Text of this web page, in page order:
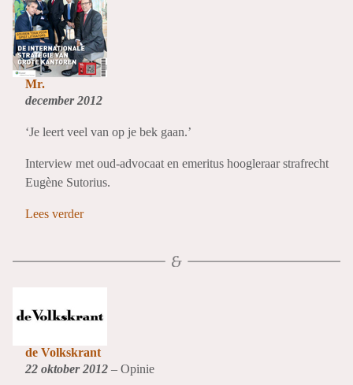
Mr.
december 2012
‘Je leert veel van op je bek gaan.’
Interview met oud-advocaat en emeritus hoogleraar strafrecht
Eugène Sutorius.
Lees verder
de Volkskrant
22 oktober 2012 – Opinie